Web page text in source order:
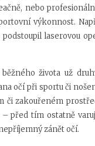
nebo
výkonnost.
laserovou
života už
očí při sportu či
zakouřeném
– před tím ostatně
zánět očí.